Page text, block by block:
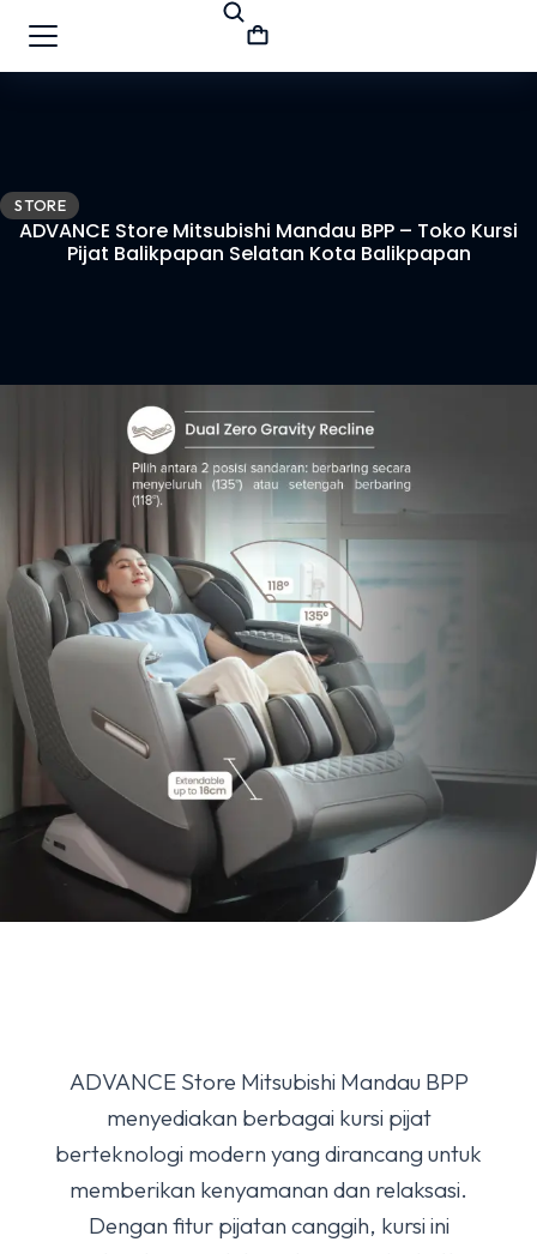
STORE
ADVANCE Store Mitsubishi Mandau BPP – Toko Kursi
Pijat Balikpapan Selatan Kota Balikpapan
ADVANCE Store Mitsubishi Mandau BPP
menyediakan berbagai kursi pijat
berteknologi modern yang dirancang untuk
memberikan kenyamanan dan relaksasi.
Dengan fitur pijatan canggih, kursi ini